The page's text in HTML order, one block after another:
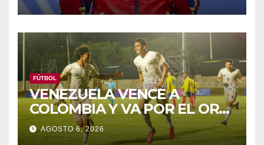
FÚTBOL
VENEZUELA VENCE A
COLOMBIA Y VA POR EL ORO
DE LOS JCAC
AGOSTO 6, 2026